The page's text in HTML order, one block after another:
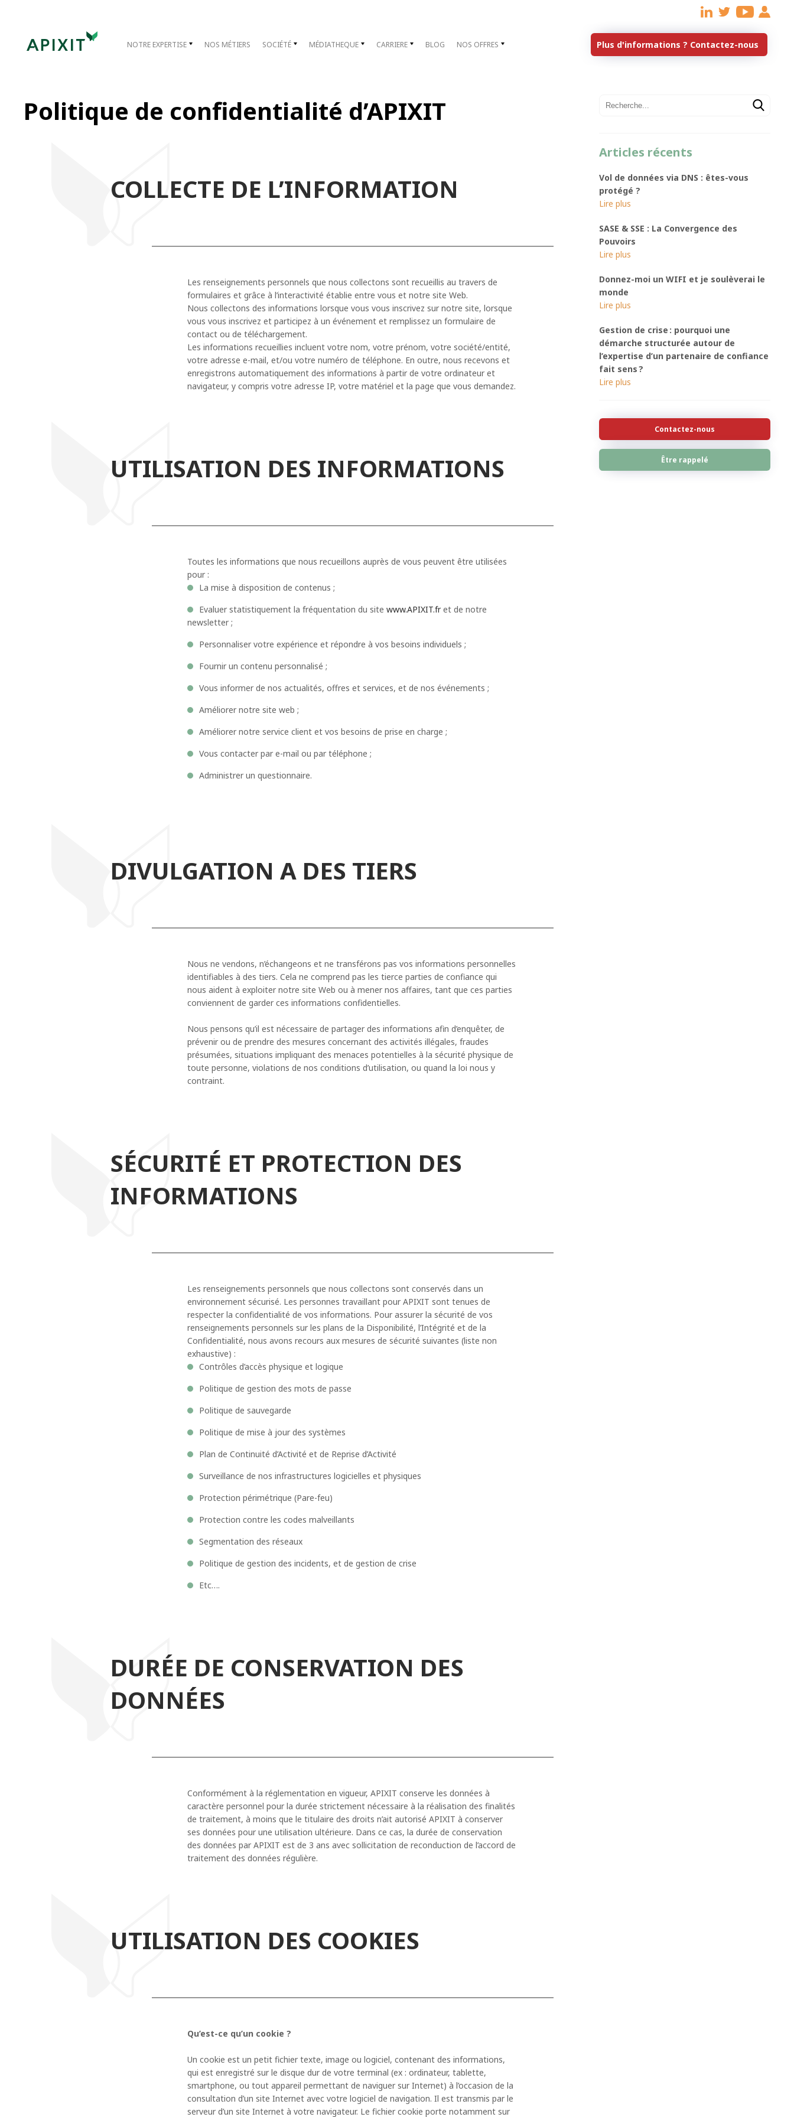
NOTRE EXPERTISE NOS MÉTIERS SOCIÉTÉ MÉDIATHEQUE CARRIERE BLOG NOS OFFRES
Politique de confidentialité d’APIXIT
COLLECTE DE L’INFORMATION
Les renseignements personnels que nous collectons sont recueillis au travers de
formulaires et grâce à l’interactivité établie entre vous et notre site Web.
Nous collectons des informations lorsque vous vous inscrivez sur notre site, lorsque
vous vous inscrivez et participez à un événement et remplissez un formulaire de
contact ou de téléchargement.
Les informations recueillies incluent votre nom, votre prénom, votre société/entité,
votre adresse e-mail, et/ou votre numéro de téléphone. En outre, nous recevons et
enregistrons automatiquement des informations à partir de votre ordinateur et
navigateur, y compris votre adresse IP, votre matériel et la page que vous demandez.
UTILISATION DES INFORMATIONS
Toutes les informations que nous recueillons auprès de vous peuvent être utilisées
pour :
La mise à disposition de contenus ;
Evaluer statistiquement la fréquentation du sitewww.APIXIT.fret de notre
newsletter ;
Personnaliser votre expérience et répondre à vos besoins individuels ;
Fournir un contenu personnalisé ;
Vous informer de nos actualités, offres et services, et de nos événements ;
Améliorer notre site web ;
Améliorer notre service client et vos besoins de prise en charge ;
Vous contacter par e-mail ou par téléphone ;
Administrer un questionnaire.
DIVULGATION A DES TIERS
Nous ne vendons, n’échangeons et ne transférons pas vos informations personnelles
identifiables à des tiers. Cela ne comprend pas les tierce parties de confiance qui
nous aident à exploiter notre site Web ou à mener nos affaires, tant que ces parties
conviennent de garder ces informations confidentielles.
Nous pensons qu’il est nécessaire de partager des informations afin d’enquêter, de
prévenir ou de prendre des mesures concernant des activités illégales, fraudes
présumées, situations impliquant des menaces potentielles à la sécurité physique de
toute personne, violations de nos conditions d’utilisation, ou quand la loi nous y
contraint.
SÉCURITÉ ET PROTECTION DES
INFORMATIONS
Les renseignements personnels que nous collectons sont conservés dans un
environnement sécurisé. Les personnes travaillant pour APIXIT sont tenues de
respecter la confidentialité de vos informations. Pour assurer la sécurité de vos
renseignements personnels sur les plans de la Disponibilité, l’Intégrité et de la
Confidentialité, nous avons recours aux mesures de sécurité suivantes (liste non
exhaustive) :
Contrôles d’accès physique et logique
Politique de gestion des mots de passe
Politique de sauvegarde
Politique de mise à jour des systèmes
Plan de Continuité d’Activité et de Reprise d’Activité
Surveillance de nos infrastructures logicielles et physiques
Protection périmétrique (Pare-feu)
Protection contre les codes malveillants
Segmentation des réseaux
Politique de gestion des incidents, et de gestion de crise
Etc….
DURÉE DE CONSERVATION DES
DONNÉES
Conformément à la réglementation en vigueur, APIXIT conserve les données à
caractère personnel pour la durée strictement nécessaire à la réalisation des finalités
de traitement, à moins que le titulaire des droits n’ait autorisé APIXIT à conserver
ses données pour une utilisation ultérieure. Dans ce cas, la durée de conservation
des données par APIXIT est de 3 ans avec sollicitation de reconduction de l’accord de
traitement des données régulière.
UTILISATION DES COOKIES
Qu’est-ce qu’un cookie ?
Un cookie est un petit fichier texte, image ou logiciel, contenant des informations,
qui est enregistré sur le disque dur de votre terminal (ex : ordinateur, tablette,
smartphone, ou tout appareil permettant de naviguer sur Internet) à l’occasion de la
consultation d’un site Internet avec votre logiciel de navigation. Il est transmis par le
serveur d’un site Internet à votre navigateur. Le fichier cookie porte notamment sur
Articles récents
Vol de données via DNS : êtes-vous
protégé ?
SASE & SSE : La Convergence des
Pouvoirs
Donnez-moi un WIFI et je soulèverai le
monde
Gestion de crise : pourquoi une
démarche structurée autour de
l’expertise d’un partenaire de confiance
fait sens ?
Contactez-nous
Être rappelé